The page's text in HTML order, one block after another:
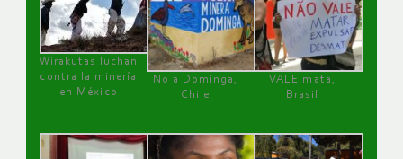
Wirakutas luchan
contra la minería
en México
No a Dominga,
Chile
VALE mata,
Brasil